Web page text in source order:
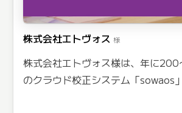
株式会社エトヴォス 様
株式会社エトヴォス様は、年に
のクラウド校正システム「sowaos